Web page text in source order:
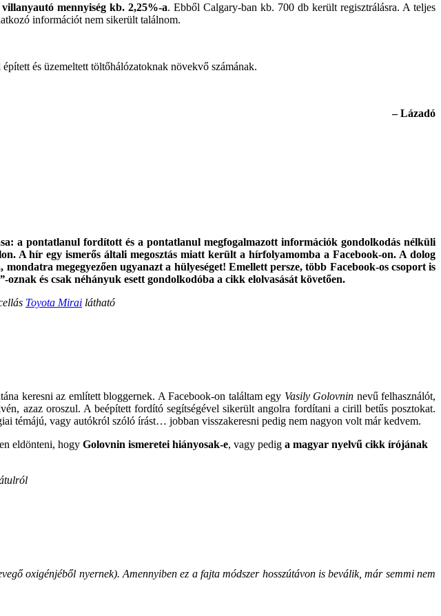
mennyiség kb. 2,25%-a. Ebből Calgary-ban kb. 700 db került regisztrálásra. A teljes
információt nem sikerült találnom.
és üzemeltett töltőhálózatoknak növekvő számának.
– Lázadó
a pontatlanul fordított és a pontatlanul megfogalmazott információk gondolkodás nélküli
A hír egy ismerős általi megosztás miatt került a hírfolyamomba a Facebook-on. A dolog
megegyezően ugyanazt a hülyeséget! Emellett persze, több Facebook-os csoport is
-oznak és csak néhányuk esett gondolkodóba a cikk elolvasását követően.
Toyota Mirai látható
keresni az említett bloggernek. A Facebook-on találtam egy Vasily Golovnin nevű felhasználót,
azaz oroszul. A beépített fordító segítségével sikerült angolra fordítani a cirill betűs posztokat.
témájú, vagy autókról szóló írást… jobban visszakeresni pedig nem nagyon volt már kedvem.
eldönteni, hogy Golovnin ismeretei hiányosak-e, vagy pedig a magyar nyelvű cikk írójának
oxigénjéből nyernek). Amennyiben ez a fajta módszer hosszútávon is beválik, már semmi nem